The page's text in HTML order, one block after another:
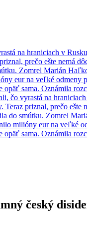
na hraniciach v
prečo ešte nemá
Zomrel Marián
eur na veľké odmeny
opäť sama. Oznámila
čo vyrastá na
priznal, prečo ešte
do smútku. Zomrel
milióny eur na veľké
opäť sama. Oznámila
český